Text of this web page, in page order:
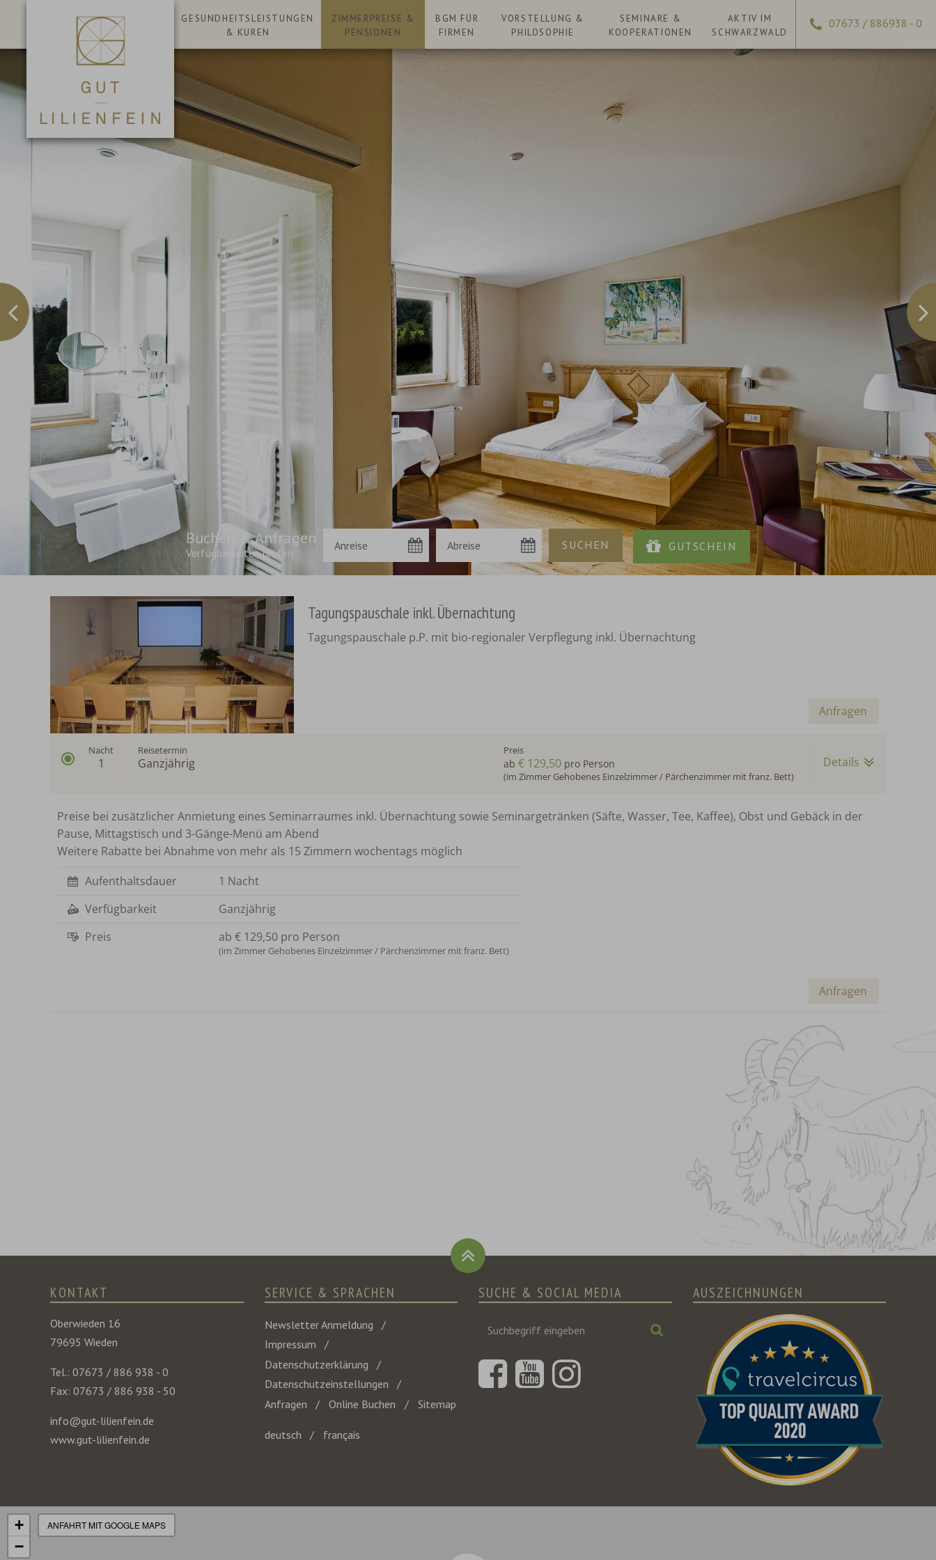
07673 / 886938 - 0
GESUNDHEITSLEISTUNGEN
& KUREN
ZIMMERPREISE &
PENSIONEN
BGM FÜR
FIRMEN
VORSTELLUNG &
PHILOSOPHIE
SEMINARE &
KOOPERATIONEN
AKTIV IM
SCHWARZWALD
Buchen & Anfragen
Verfügbarkeiten prüfen
Tagungspauschale inkl. Übernachtung
Tagungspauschale p.P. mit bio-regionaler Verpflegung inkl. Übernachtung
Anfragen
Nacht
1
Reisetermin
Ganzjährig
Preis
ab € 129,50 pro Person
(im Zimmer Gehobenes Einzelzimmer / Pärchenzimmer mit franz. Bett)
Details
Preise bei zusätzlicher Anmietung eines Seminarraumes inkl. Übernachtung sowie Seminargetränken (Säfte, Wasser, Tee, Kaffee), Obst und Gebäck in der
Pause, Mittagstisch und 3-Gänge-Menü am Abend
Weitere Rabatte bei Abnahme von mehr als 15 Zimmern wochentags möglich
Aufenthaltsdauer
1 Nacht
Verfügbarkeit
Ganzjährig
Preis
ab € 129,50 pro Person
(im Zimmer Gehobenes Einzelzimmer / Pärchenzimmer mit franz. Bett)
Anfragen
KONTAKT
Oberwieden 16
79695 Wieden
Tel.: 07673 / 886 938 - 0
Fax: 07673 / 886 938 - 50
info@gut-lilienfein.de
www.gut-lilienfein.de
SERVICE & SPRACHEN
Newsletter Anmeldung
Impressum
Datenschutzerklärung
Datenschutzeinstellungen
Anfragen
Online Buchen Sitemap
deutsch français
SUCHE & SOCIAL MEDIA AUSZEICHNUNGEN
+
−
ANFAHRT MIT GOOGLE MAPS